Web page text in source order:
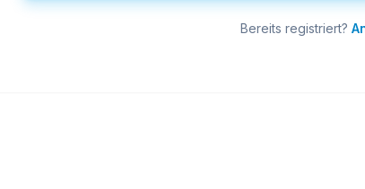
Bereits registriert?